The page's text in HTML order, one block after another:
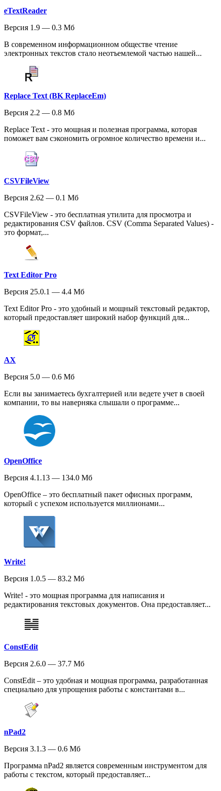
eTextReader
Версия 1.9 — 0.3 Мб
В современном информационном обществе чтение
электронных текстов стало неотъемлемой частью нашей...
Replace Text (BK ReplaceEm)
Версия 2.2 — 0.8 Мб
Replace Text - это мощная и полезная программа, которая
поможет вам сэкономить огромное количество времени и...
CSVFileView
Версия 2.62 — 0.1 Мб
CSVFileView - это бесплатная утилита для просмотра и
редактирования CSV файлов. CSV (Comma Separated Values) -
это формат,...
Text Editor Pro
Версия 25.0.1 — 4.4 Мб
Text Editor Pro - это удобный и мощный текстовый редактор,
который предоставляет широкий набор функций для...
AX
Версия 5.0 — 0.6 Мб
Если вы занимаетесь бухгалтерией или ведете учет в своей
компании, то вы наверняка слышали о программе...
OpenOffice
Версия 4.1.13 — 134.0 Мб
OpenOffice – это бесплатный пакет офисных программ,
который с успехом используется миллионами...
Write!
Версия 1.0.5 — 83.2 Мб
Write! - это мощная программа для написания и
редактирования текстовых документов. Она предоставляет...
ConstEdit
Версия 2.6.0 — 37.7 Мб
ConstEdit – это удобная и мощная программа, разработанная
специально для упрощения работы с константами в...
nPad2
Версия 3.1.3 — 0.6 Мб
Программа nPad2 является современным инструментом для
работы с текстом, который предоставляет...